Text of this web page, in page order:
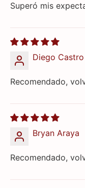
Superó mis
Diego Castro
Recomendado,
Bryan Araya
Recomendado,